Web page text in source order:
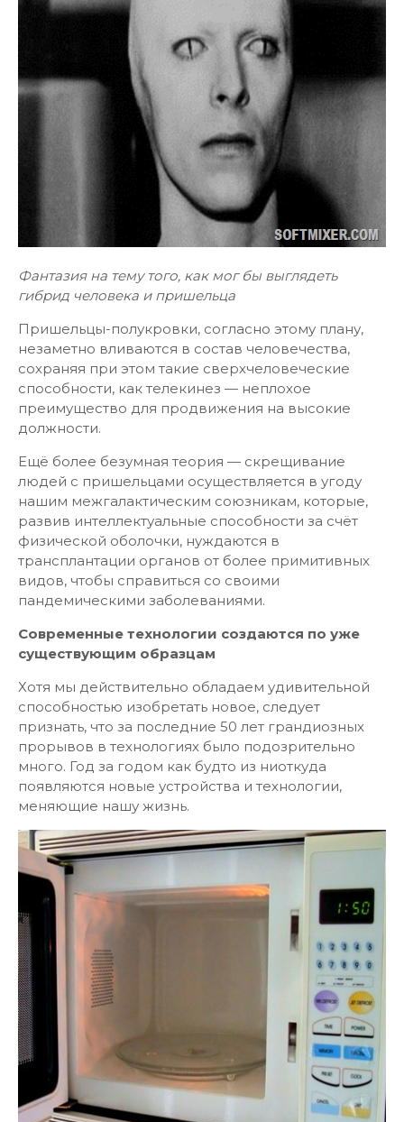
Фантазия на тему того, как мог бы выглядеть
гибрид человека и пришельца
Пришельцы-полукровки, согласно этому плану,
незаметно вливаются в состав человечества,
сохраняя при этом такие сверхчеловеческие
способности, как телекинез — неплохое
преимущество для продвижения на высокие
должности.
Ещё более безумная теория — скрещивание
людей с пришельцами осуществляется в угоду
нашим межгалактическим союзникам, которые,
развив интеллектуальные способности за счёт
физической оболочки, нуждаются в
трансплантации органов от более примитивных
видов, чтобы справиться со своими
пандемическими заболеваниями.
Современные технологии создаются по уже
существующим образцам
Хотя мы действительно обладаем удивительной
способностью изобретать новое, следует
признать, что за последние 50 лет грандиозных
прорывов в технологиях было подозрительно
много. Год за годом как будто из ниоткуда
появляются новые устройства и технологии,
меняющие нашу жизнь.